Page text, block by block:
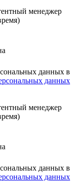
менеджер
данных в
данных
менеджер
данных в
данных